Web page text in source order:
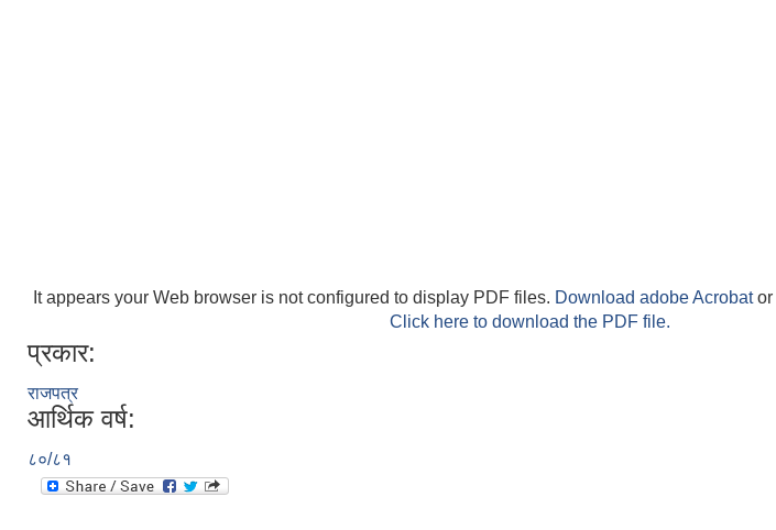
It appears your Web browser is not configured to display PDF files. Download adobe Acrobator
Click here to download the PDF file.
प्रकार:
राजपत्र
आर्थिक वर्ष:
८०/८१